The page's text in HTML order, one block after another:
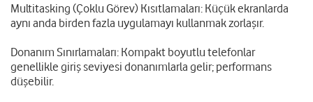
Multitasking (Çoklu Görev) Kısıtlamaları: Küçük ekranlarda
aynı anda birden fazla uygulamayı kullanmak zorlaşır.
Donanım Sınırlamaları: Kompakt boyutlu telefonlar
genellikle giriş seviyesi donanımlarla gelir; performans
düşebilir.